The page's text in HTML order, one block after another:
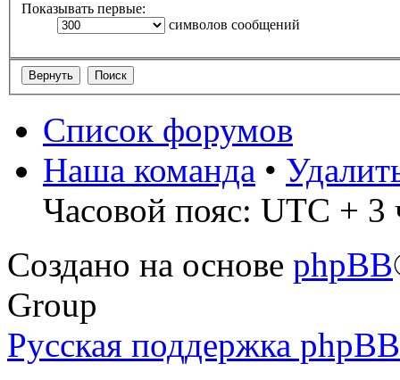
Показывать первые:
символов сообщений
Список форумов
Наша команда •
Часовой пояс: UTC + 3
Создано на основе phpBB
Group
Русская поддержка phpBB